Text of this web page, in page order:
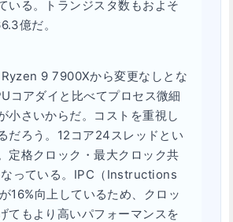
いる。トランジスタ数もおよそ
億だ。
9 7900Xから変更なしとな
コアダイと比べてプロセス微細
小さいからだ。コストを重視し
だろう。12コア24スレッドとい
定格クロック・最大クロック共
なっている。IPC（Instructions
16%向上しているため、クロッ
てもより高いパフォーマンスを